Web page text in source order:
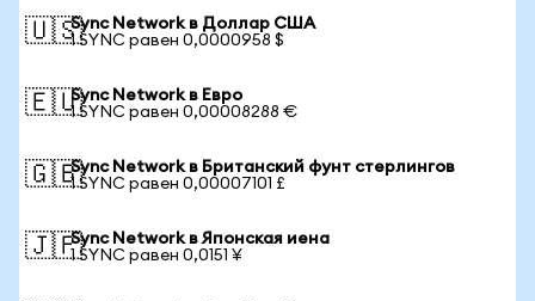
🇺🇸Sync Network в Доллар США
1 SYNC равен 0,0000958 $
🇪🇺Sync Network в Евро
1 SYNC равен 0,00008288 €
🇬🇧Sync Network в Британский фунт стерлингов
1 SYNC равен 0,00007101 £
🇯🇵Sync Network в Японская иена
1 SYNC равен 0,0151 ¥